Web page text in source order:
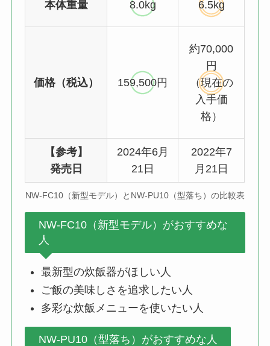
本体重量 8.0kg 6.5kg
価格（税込） 159,500円
約70,000
円
（現在の
入手価
格）
【参考】
発売日
2024年6月
21日
2022年7
月21日
NW-FC10（新型モデル）とNW-PU10（型落ち）の比較表
NW-FC10（新型モデル）がおすすめな
人
最新型の炊飯器がほしい人
ご飯の美味しさを追求したい人
多彩な炊飯メニューを使いたい人
NW-PU10（型落ち）がおすすめな人